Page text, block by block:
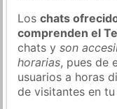
Loschats
comprenden el
chats yson
horarias, pues de
usuarios a horas
de visitantes en tu